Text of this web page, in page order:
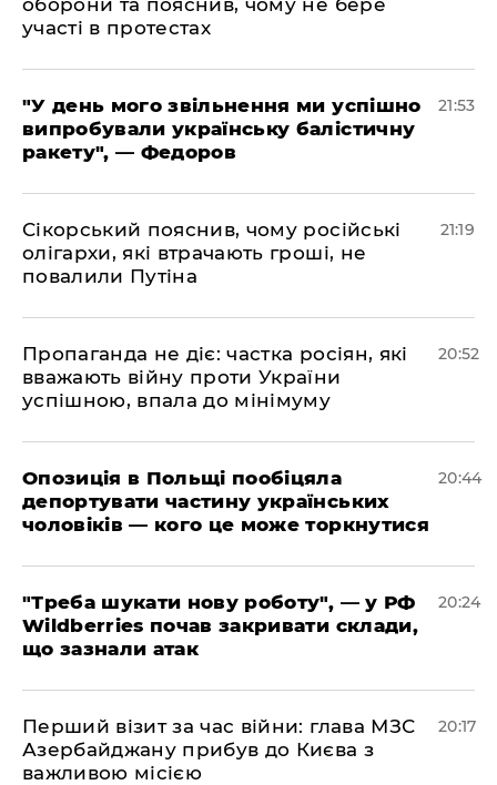
участі в протестах
​"У день мого звільнення ми успішно
випробували українську балістичну
ракету", — Федоров
21:53
​Сікорський пояснив, чому російські
олігархи, які втрачають гроші, не
повалили Путіна
21:19
​Пропаганда не діє: частка росіян, які
вважають війну проти України
успішною, впала до мінімуму
20:52
​Опозиція в Польщі пообіцяла
депортувати частину українських
чоловіків — кого це може торкнутися
20:44
​"Треба шукати нову роботу", — у РФ
Wildberries почав закривати склади,
що зазнали атак
20:24
​Перший візит за час війни: глава МЗС
Азербайджану прибув до Києва з
важливою місією
20:17